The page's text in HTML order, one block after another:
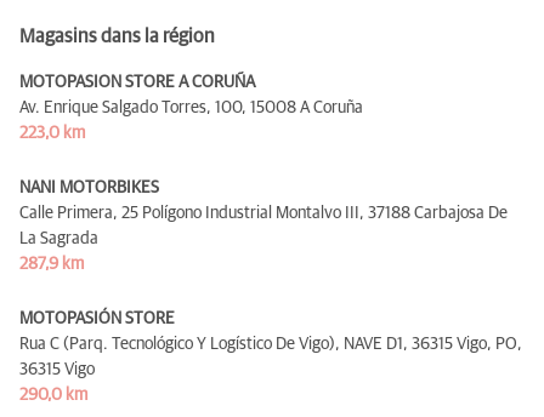
Magasins dans la région
MOTOPASION STORE A CORUÑA
Av. Enrique Salgado Torres, 100, 15008 A Coruña
223,0 km
NANI MOTORBIKES
Calle Primera, 25 Polígono Industrial Montalvo III, 37188 Carbajosa De
La Sagrada
287,9 km
MOTOPASIÓN STORE
Rua C (Parq. Tecnológico Y Logístico De Vigo), NAVE D1, 36315 Vigo, PO,
36315 Vigo
290,0 km